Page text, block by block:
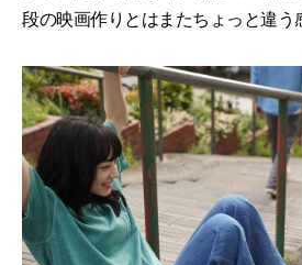
段の映画作りとはまたちょっと違う